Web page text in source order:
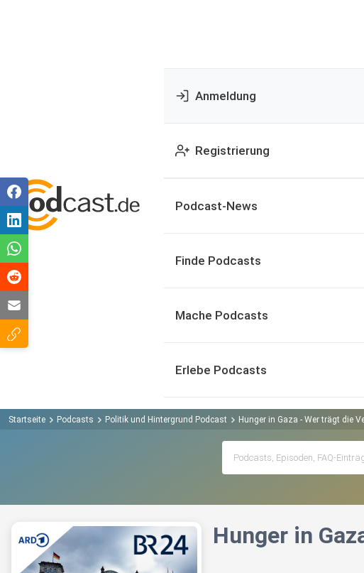
Anmeldung
Registrierung
Podcast-News
Finde Podcasts
Mache Podcasts
Erlebe Podcasts
Startseite Podcasts Politik und Hintergrund Podcast Hunger in Gaza - Wer trägt die
Hunger in